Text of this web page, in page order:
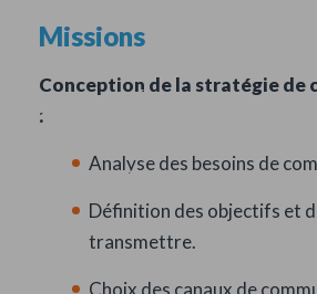
CHARGÉ(E) DE
MÉTIER
Missions
Conception de la stratégie de
:
Analyse des besoins de
Définition des objectifs et
transmettre.
Choix des canaux de